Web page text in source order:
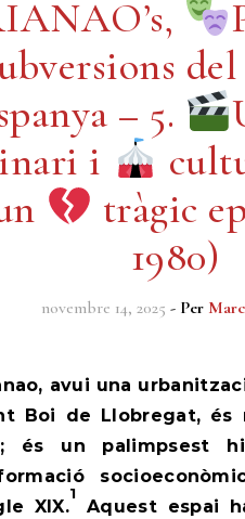
– 5.
i
tràgic
1980)
novembre 14, 2025 - Per
Boi de Llobregat, és
és un palimpsest
XIX.
1
Aquest espai